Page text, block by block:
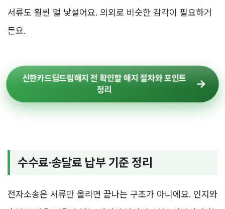
서류도 훨씬 덜 낯설어요. 의외로 비슷한 감각이 필요하거
든요.
신한카드딥드림해지 전 확인할 해지 절차와 포인트
정리
수수료·송달료 납부 기준 정리
전자소송은 서류만 올리면 끝나는 구조가 아니에요. 인지와